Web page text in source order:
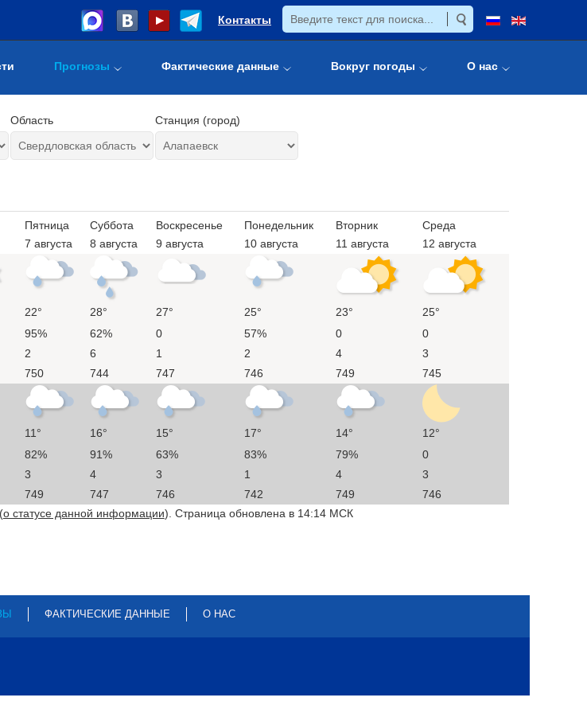
Контакты
Прогнозы Фактические данные Вокруг погоды О нас
Область Станция (город)
Пятница
7 августа
Суббота
8 августа
Воскресенье
9 августа
Понедельник
10 августа
Вторник
11 августа
Среда
12 августа
22° 28° 27° 25° 23°
25°
95% 62% 0 57% 0
0
2 6 1 2 4
3
750 744 747 746 749 745
11° 16° 15° 17° 14°
12°
82% 91% 63% 83% 79%
0
3 4 3 1 4
3
749 747 746 742 749
746
о статусе данной информации). Страница обновлена в 14:14 МСК
ФАКТИЧЕСКИЕ ДАННЫЕ О НАС